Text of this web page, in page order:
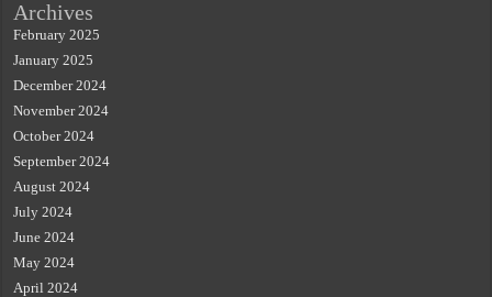
Archives
February 2025
January 2025
December 2024
November 2024
October 2024
September 2024
August 2024
July 2024
June 2024
May 2024
April 2024